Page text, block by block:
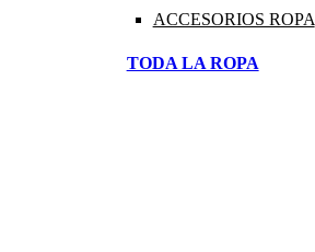
ACCESORIOS ROPA
TODA LA ROPA